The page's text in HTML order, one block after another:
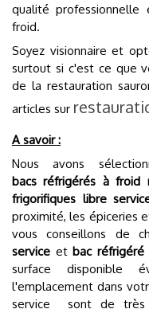
qualité
froid.
Soyez visionnaire et
surtout si c'est ce que
de la restauration
articles sur
A savoir :
Nous avons
bacs réfrigérés à
frigorifiques libre
proximité, les épiceries
vous conseillons de
service etbac réfrigéré
surface disponible
l'emplacement dans
service sont de très